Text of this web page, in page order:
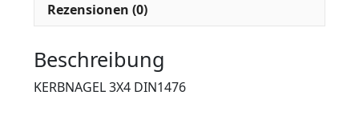
Rezensionen (0)
Beschreibung
KERBNAGEL 3X4 DIN1476